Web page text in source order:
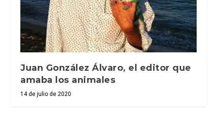
Juan González Álvaro, el editor que
amaba los animales
14 de julio de 2020